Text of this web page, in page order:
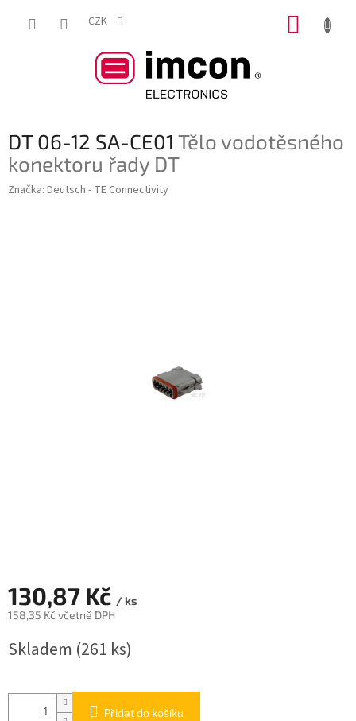
CZK
DT 06-12 SA-CE01 Tělo vodotěsného
konektoru řady DT
Značka: Deutsch - TE Connectivity
130,87 Kč / ks
158,35 Kč včetně DPH
cena:
Skladem (261 ks)
Přidat do košíku